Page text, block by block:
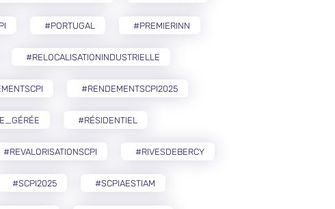
#PORTUGAL #PREMIERINN
#RELOCALISATIONINDUSTRIELLE
#RENDEMENTSCPI2025
#RÉSIDENTIEL
#REVALORISATIONSCPI #RIVESDEBERCY
#SCPI2025 #SCPIAESTIAM